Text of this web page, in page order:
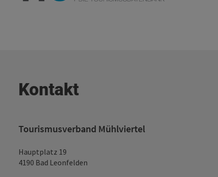
Kontakt
Tourismusverband Mühlviertel
Hauptplatz 19
4190 Bad Leonfelden